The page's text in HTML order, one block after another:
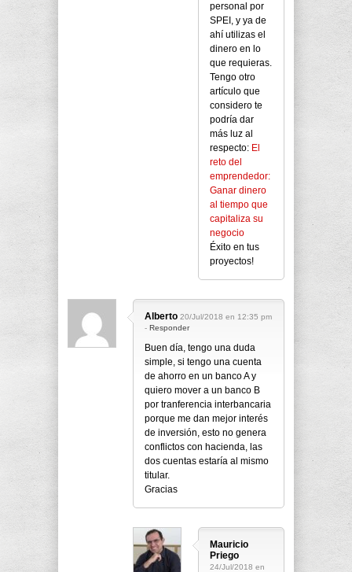
personal por
SPEI, y ya de
ahí utilizas el
dinero en lo
que requieras.
Tengo otro
artículo que
considero te
podría dar
más luz al
respecto: El
reto del
emprendedor:
Ganar dinero
al tiempo que
capitaliza su
negocio
Éxito en tus
proyectos!
Alberto 20/Jul/2018 en 12:35 pm
- Responder
Buen día, tengo una duda
simple, si tengo una cuenta
de ahorro en un banco A y
quiero mover a un banco B
por tranferencia interbancaria
porque me dan mejor interés
de inversión, esto no genera
conflictos con hacienda, las
dos cuentas estaría al mismo
titular.
Gracias
Mauricio
Priego
24/Jul/2018 en